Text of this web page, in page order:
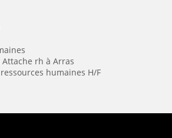
rh à Arras
humaines H/F